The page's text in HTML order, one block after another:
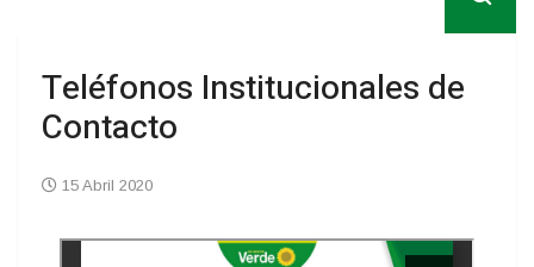
Teléfonos Institucionales de
Contacto
15 Abril 2020